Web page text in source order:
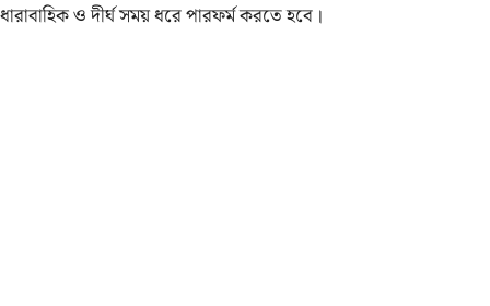
ধারাবাহিক ও দীর্ঘ সময় ধরে পারফর্ম করতে হবে।